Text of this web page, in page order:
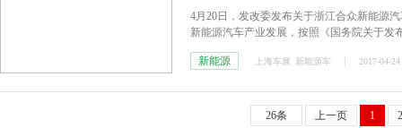
4月20日，发改委发布关于浙江合众新能源
新能源汽车产业发展，按照《国务院关于发
新能源
上海车展 新能源车 2017-04-
26条 上一页 1 2